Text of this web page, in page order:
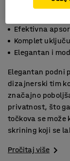
Efektivna
Komplet
Elegantan i
Elegantan podni
dizajnerski tim
značajno
privatnost, što
točkova se može
skrining koji se
Pročitaj više